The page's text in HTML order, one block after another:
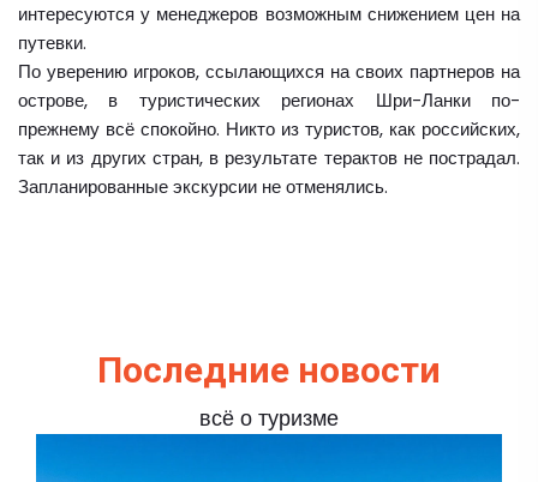
интересуются у менеджеров возможным снижением цен на
путевки.
По уверению игроков, ссылающихся на своих партнеров на
острове, в туристических регионах Шри-Ланки по-
прежнему всё спокойно. Никто из туристов, как российских,
так и из других стран, в результате терактов не пострадал.
Запланированные экскурсии не отменялись.
Последние новости
всё о туризме